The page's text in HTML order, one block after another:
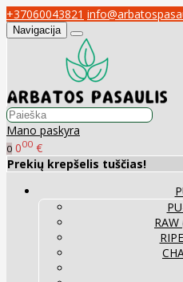
+37060043821
Navigacija
Mano paskyra
0 000 €
Prekių krepšelis tuščias!
RAW